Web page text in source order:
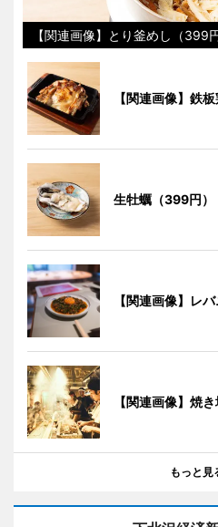
【関連画像】とり釜めし（399円
【関連画像】鉄
生牡蠣（399円）
【関連画像】レ
【関連画像】焼
もっと見